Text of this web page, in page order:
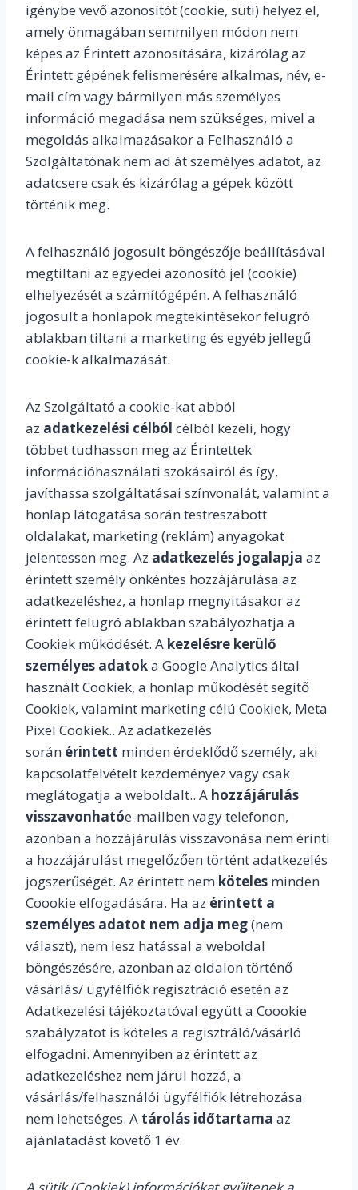
igénybe vevő azonosítót (cookie, süti) helyez el,
amely önmagában semmilyen módon nem
képes az Érintett azonosítására, kizárólag az
Érintett gépének felismerésére alkalmas, név, e-
mail cím vagy bármilyen más személyes
információ megadása nem szükséges, mivel a
megoldás alkalmazásakor a Felhasználó a
Szolgáltatónak nem ad át személyes adatot, az
adatcsere csak és kizárólag a gépek között
történik meg.
A felhasználó jogosult böngészője beállításával
megtiltani az egyedei azonosító jel (cookie)
elhelyezését a számítógépén. A felhasználó
jogosult a honlapok megtekintésekor felugró
ablakban tiltani a marketing és egyéb jellegű
cookie-k alkalmazását.
Az Szolgáltató a cookie-kat abból
az adatkezelési célból célból kezeli, hogy
többet tudhasson meg az Érintettek
információhasználati szokásairól és így,
javíthassa szolgáltatásai színvonalát, valamint a
honlap látogatása során testreszabott
oldalakat, marketing (reklám) anyagokat
jelentessen meg. Az adatkezelés jogalapja az
érintett személy önkéntes hozzájárulása az
adatkezeléshez, a honlap megnyitásakor az
érintett felugró ablakban szabályozhatja a
Cookiek működését. A kezelésre kerülő
személyes adatoka Google Analytics által
használt Cookiek, a honlap működését segítő
Cookiek, valamint marketing célú Cookiek, Meta
Pixel Cookiek.. Az adatkezelés
során érintett minden érdeklődő személy, aki
kapcsolatfelvételt kezdeményez vagy csak
meglátogatja a weboldalt.. A hozzájárulás
visszavonhatóe-mailben vagy telefonon,
azonban a hozzájárulás visszavonása nem érinti
a hozzájárulást megelőzően történt adatkezelés
jogszerűségét. Az érintett nem köteles minden
Coookie elfogadására. Ha az érintett a
személyes adatot nem adja meg(nem
választ), nem lesz hatással a weboldal
böngészésére, azonban az oldalon történő
vásárlás/ ügyfélfiók regisztráció esetén az
Adatkezelési tájékoztatóval együtt a Coookie
szabályzatot is köteles a regisztráló/vásárló
elfogadni. Amennyiben az érintett az
adatkezeléshez nem járul hozzá, a
vásárlás/felhasználói ügyfélfiók létrehozása
nem lehetséges. A tárolás időtartama az
ajánlatadást követő 1 év.